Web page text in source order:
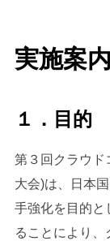
実施案内
１．目的
第３回クラウド
大会)は、日本
手強化を目的と
ることにより、